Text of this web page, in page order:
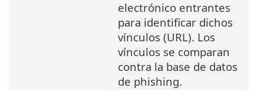
electrónico entrantes
para identificar dichos
vínculos (URL). Los
vínculos se comparan
contra la base de datos
de phishing.